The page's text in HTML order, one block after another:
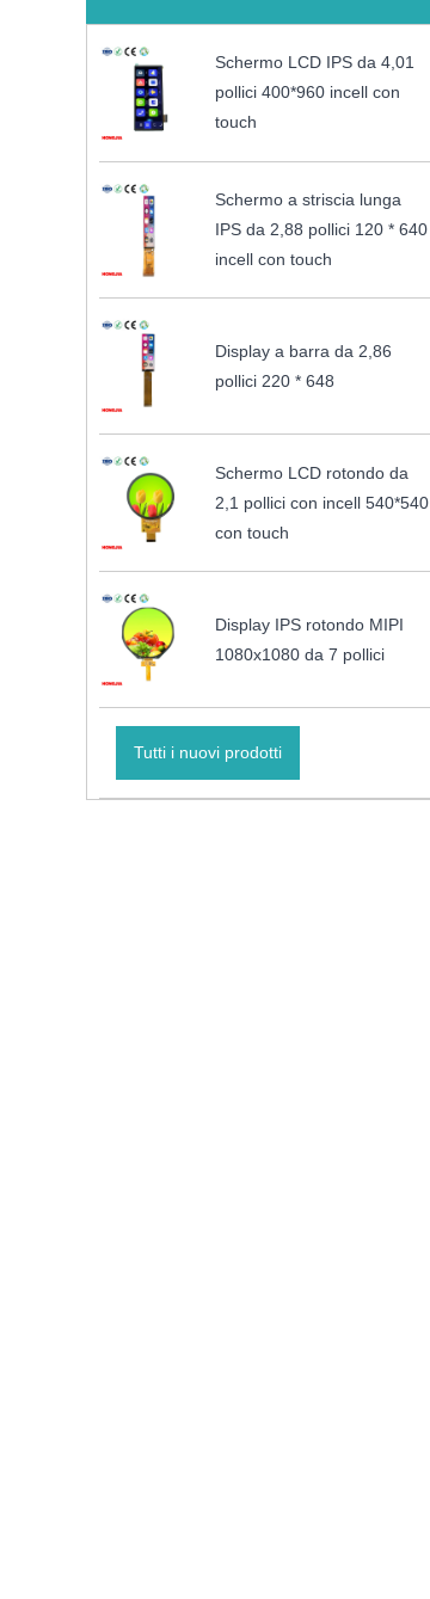
Schermo LCD IPS da 4,01
pollici 400*960 incell con
touch
Schermo a striscia lunga
IPS da 2,88 pollici 120 * 640
incell con touch
Display a barra da 2,86
pollici 220 * 648
Schermo LCD rotondo da
2,1 pollici con incell 540*540
con touch
Display IPS rotondo MIPI
1080x1080 da 7 pollici
Tutti i nuovi prodotti